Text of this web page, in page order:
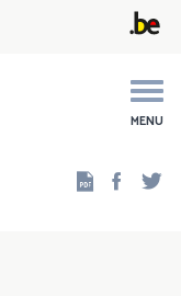
MENU